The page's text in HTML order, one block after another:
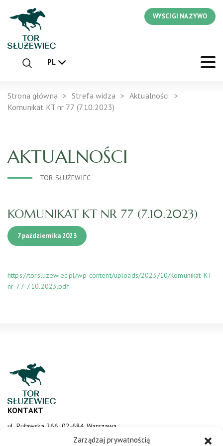
Zarządzaj prywatnością
WYŚCIGI NA ŻYWO
PL
Strona główna Strefa widza
Aktualności
Komunikat KT nr 77 (7.10.2023)
AKTUALNOŚCI
TOR SŁUŻEWIEC
KOMUNIKAT KT NR 77 (7.10.2023)
7 października 2023
https://torsluzewiec.pl/wp-content/uploads/2023/10/Komunikat-KT-
nr-77-7.10.2023.pdf
KONTAKT
ul. Puławska 266, 02-684 Warszawa
sluzewiec@totalizator.pl